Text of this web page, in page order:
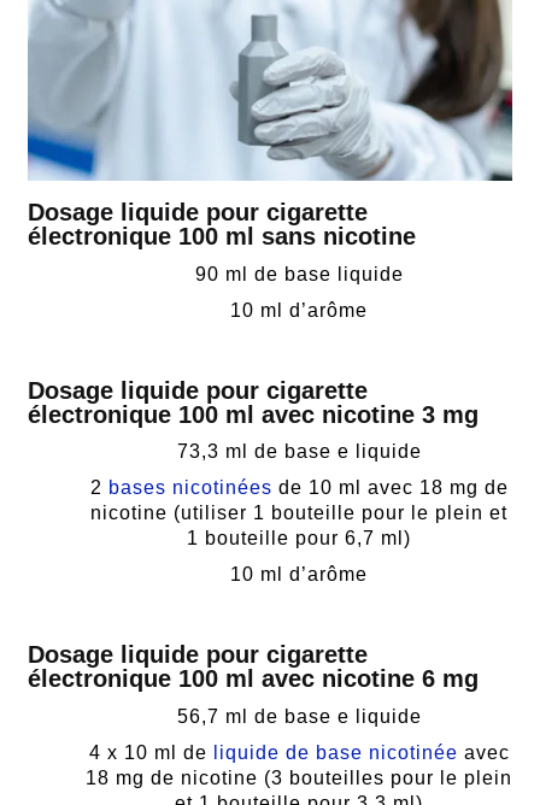
Dosage liquide pour cigarette
électronique 100 ml sans nicotine
90 ml de base liquide
10 ml d’arôme
Dosage liquide pour cigarette
électronique 100 ml avec nicotine 3 mg
73,3 ml de base e liquide
2 bases nicotinées de 10 ml avec 18 mg de
nicotine (utiliser 1 bouteille pour le plein et
1 bouteille pour 6,7 ml)
10 ml d’arôme
Dosage liquide pour cigarette
électronique 100 ml avec nicotine 6 mg
56,7 ml de base e liquide
4 x 10 ml de
liquide de base nicotinée avec
18 mg de nicotine (3 bouteilles pour le plein